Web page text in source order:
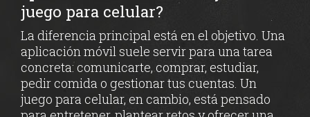
juego para celular?
La diferencia principal está en el objetivo. Una
aplicación móvil suele servir para una tarea
concreta: comunicarte, comprar, estudiar,
pedir comida o gestionar tus cuentas. Un
juego para celular, en cambio, está pensado